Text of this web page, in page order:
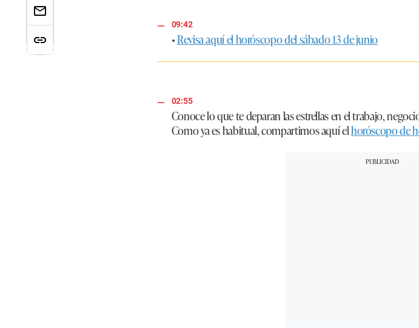
09:42
•Revi sa aquí el horóscopo del sábado 13 de junio
02:55
Conoce lo que te deparan las estrellas en el trabajo,
Como ya es habitual, compartimos aquí elhoróscopo de